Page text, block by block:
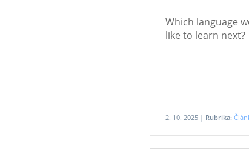
Which language
like to learn next?
2. 10. 2025 | Rubrika: